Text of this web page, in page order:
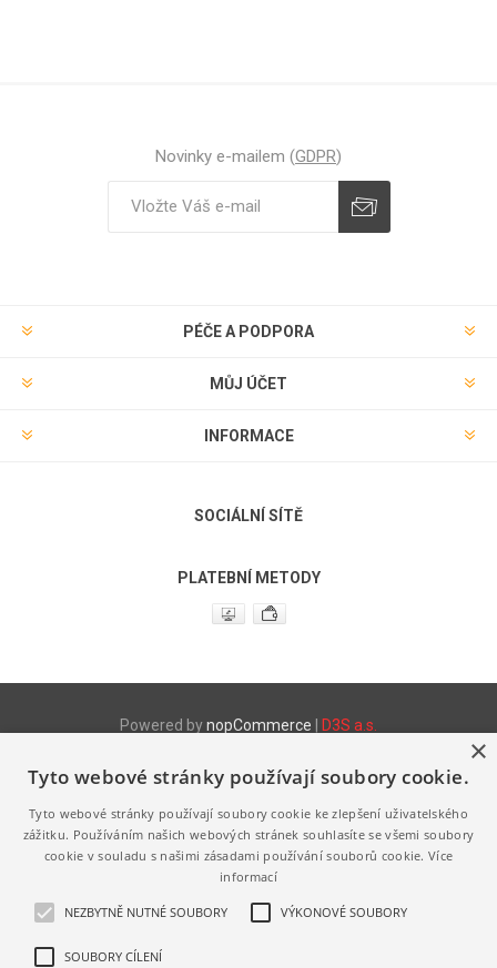
Novinky e-mailem (GDPR)
PÉČE A PODPORA
MŮJ ÚČET
INFORMACE
SOCIÁLNÍ SÍTĚ
PLATEBNÍ METODY
Powered bynopCommerce | D3S a.s.
Produktové www stránky
http://www.fix.cz/pytle- LDPE a HDPE pytle a sáčky
http://www.melanz.cz/- Výroba a prodej vaječné melanže
Výhradně zastupujeme a distribuujeme následující značky
http://www.jihoceska-vejce.cz
http://www.bio-vejce.cz
http://www.volny-vybeh.cz
http://www.pardubicka-vejce.cz
×
Tyto webové stránky používají soubory cookie.
Tyto webové stránky používají soubory cookie ke zlepšení uživatelského
zážitku. Používáním našich webových stránek souhlasíte se všemi soubory
cookie v souladu s našimi zásadami používání souborů cookie.Více
informací
NEZBYTNĚ NUTNÉ SOUBORY VÝKONOVÉ SOUBORY
SOUBORY CÍLENÍ